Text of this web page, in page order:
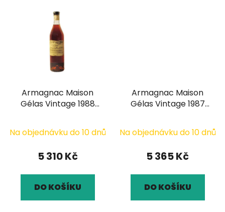
Armagnac Maison
Gélas Vintage 1988
Na objednávku do 10 dnů
5 310 Kč
DO KOŠÍKU
Armagnac Maison
Gélas Vintage 1987
Na objednávku do 10 dnů
5 365 Kč
DO KOŠÍKU